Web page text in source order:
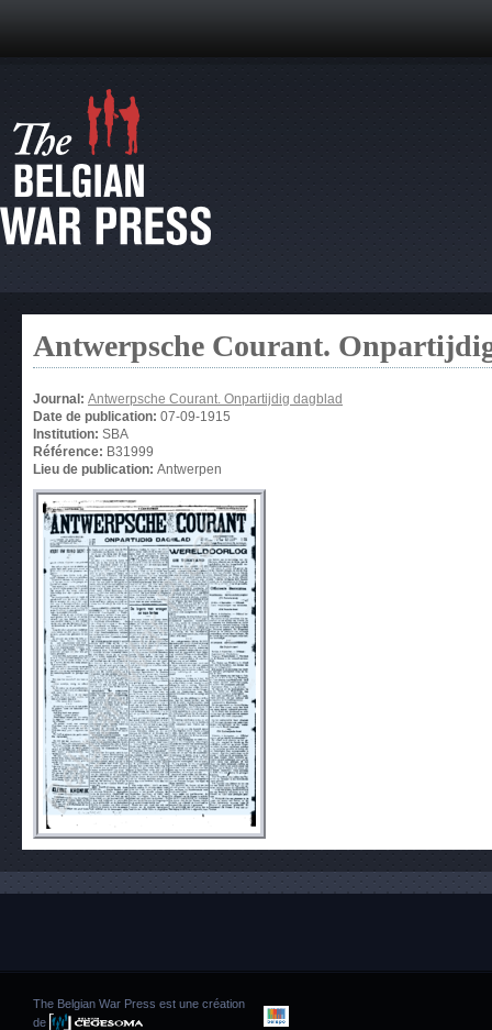
Antwerpsche Courant.
Journal: Antwerpsche Courant. Onpartijdig dagblad
Date de publication: 07-09-1915
Institution: SBA
Référence: B31999
Lieu de publication: Antwerpen
The Belgian War Press est une création
de